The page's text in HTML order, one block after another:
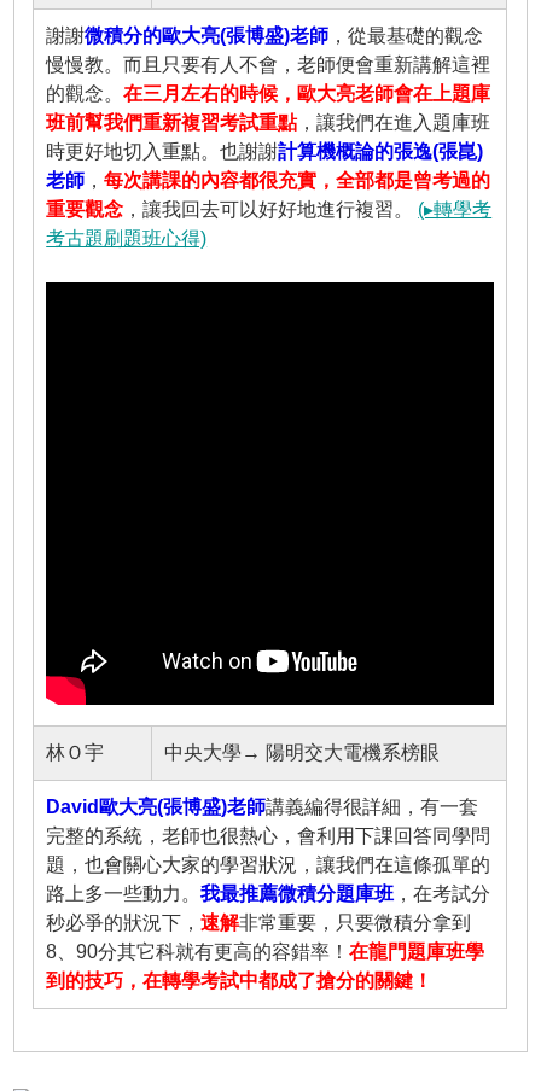
謝謝微積分的歐大亮(張博盛)老師 ，從最基礎的觀念
慢慢教。而且只要有人不會，老師便會重新講解這裡
的觀念。在三月左右的時候，歐大亮老師會在上題庫
班前幫我們重新複習考試重點，讓我們在進入題庫班
時更好地切入重點。也謝謝計算機概論的張逸(張崑)
老師 ，每次講課的內容都很充實，全部都是曾考過的
重要觀念 ，讓我回去可以好好地進行複習。 (▸轉學考
考古題刷題班心得)
林Ｏ宇 中央大學→ 陽明交大電機系榜眼
David歐大亮(張博盛)老師講義編得很詳細，有一套
完整的系統，老師也很熱心，會利用下課回答同學問
題，也會關心大家的學習狀況，讓我們在這條孤單的
路上多一些動力。我最推薦微積分題庫班，在考試分
秒必爭的狀況下，速解非常重要，只要微積分拿到
8、90分其它科就有更高的容錯率！在龍門題庫班學
到的技巧，在轉學考試中都成了搶分的關鍵！